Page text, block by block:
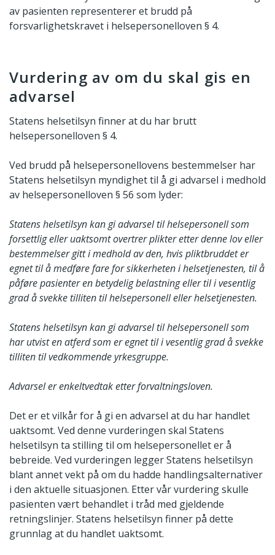
av pasienten representerer et brudd på
forsvarlighetskravet i helsepersonelloven § 4.
Vurdering av om du skal gis en
advarsel
Statens helsetilsyn finner at du har brutt
helsepersonelloven § 4.
Ved brudd på helsepersonellovens bestemmelser har
Statens helsetilsyn myndighet til å gi advarsel i medhold
av helsepersonelloven § 56 som lyder:
Statens helsetilsyn kan gi advarsel til helsepersonell som
forsettlig eller uaktsomt overtrer plikter etter denne lov eller
bestemmelser gitt i medhold av den, hvis pliktbruddet er
egnet til å medføre fare for sikkerheten i helsetjenesten, til å
påføre pasienter en betydelig belastning eller til i vesentlig
grad å svekke tilliten til helsepersonell eller helsetjenesten.
Statens helsetilsyn kan gi advarsel til helsepersonell som
har utvist en atferd som er egnet til i vesentlig grad å svekke
tilliten til vedkommende yrkesgruppe.
Advarsel er enkeltvedtak etter forvaltningsloven.
Det er et vilkår for å gi en advarsel at du har handlet
uaktsomt. Ved denne vurderingen skal Statens
helsetilsyn ta stilling til om helsepersonellet er å
bebreide. Ved vurderingen legger Statens helsetilsyn
blant annet vekt på om du hadde handlingsalternativer
i den aktuelle situasjonen. Etter vår vurdering skulle
pasienten vært behandlet i tråd med gjeldende
retningslinjer. Statens helsetilsyn finner på dette
grunnlag at du handlet uaktsomt.